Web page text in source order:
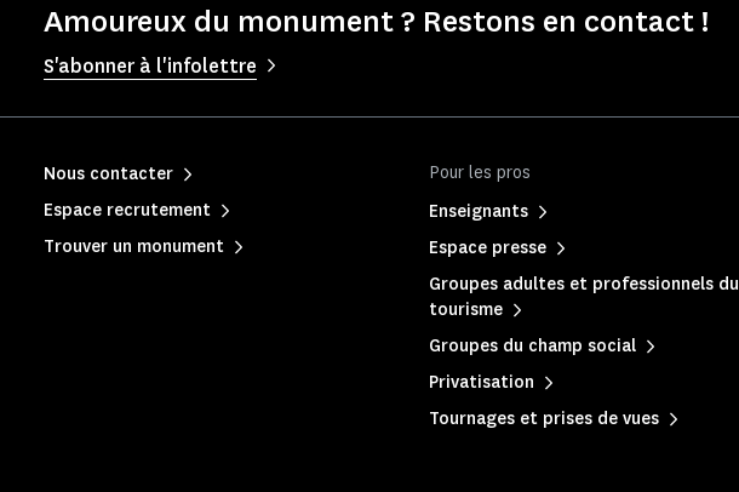
Amoureux du monument ? Restons en contact !
S'abonner à l'infolettre
Pour les pros
Enseignants
Espace presse
Groupes adultes et professionnels du
tourisme
Groupes du champ social
Privatisation
Tournages et prises de vues
Nous contacter
Espace recrutement
Trouver un monument